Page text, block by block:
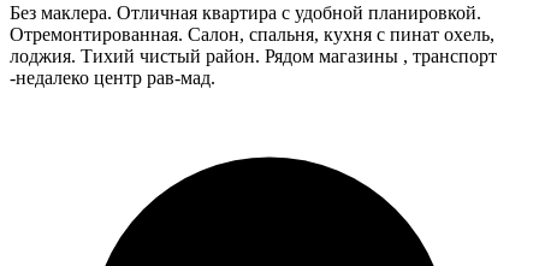
Без маклера. Отличная квартира с удобной планировкой.
Отремонтированная. Салон, спальня, кухня с пинат охель,
лоджия. Тихий чистый район. Рядом магазины , транспорт
-недалеко центр рав-мад.